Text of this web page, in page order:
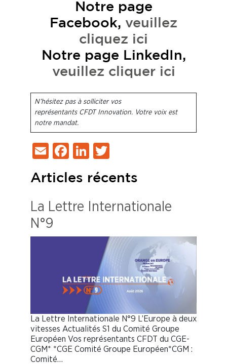
Notre page
Facebook, veuillez
cliquez ici
Notre page LinkedIn,
veuillez cliquer ici
N’hésitez pas à solliciter vos
représentants CFDT Innovation. Votre voix est
notre mandat.
EmailFacebook
LinkedIn
Articles récents
La Lettre Internationale
N°9
La Lettre Internationale N°9 L’Europe à deux
vitesses Actualités S1 du Comité Groupe
Européen Vos représentants CFDT du CGE-
CGM* *CGE Comité Groupe Européen*CGM :
Comité…